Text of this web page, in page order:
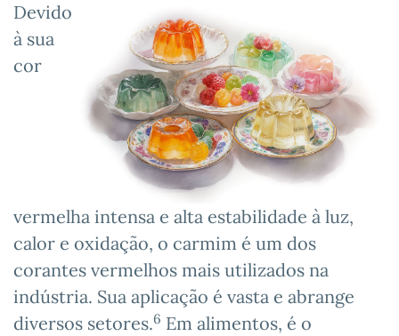
Devido
à sua
cor
vermelha intensa e alta estabilidade à luz,
calor e oxidação, o carmim é um dos
corantes vermelhos mais utilizados na
indústria. Sua aplicação é vasta e abrange
diversos setores.6 Em alimentos, é o